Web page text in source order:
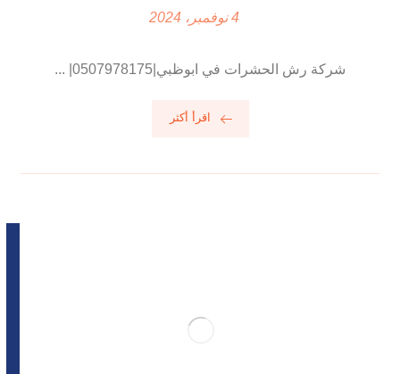
4 نوفمبر، 2024
شركة رش الحشرات في ابوظبي|0507978175| ...
اقرأ أكثر